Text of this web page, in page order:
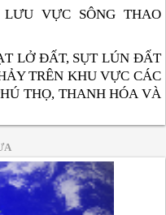
VỰC SÔNG THAO
LỞ ĐẤT, SỤT LÚN ĐẤT
TRÊN KHU VỰC CÁC
THỌ, THANH HÓA VÀ